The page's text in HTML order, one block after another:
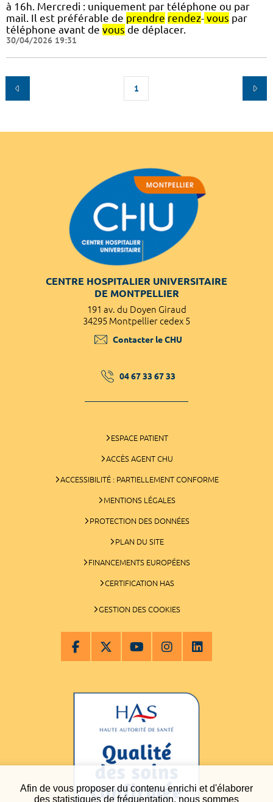
Afin de vous proposer du contenu enrichi et d'élaborer
des statistiques de fréquentation, nous sommes
à 16h. Mercredi : uniquement par téléphone ou par
mail. Il est préférable de prendre rendez- vous par
téléphone avant de vous de déplacer.
30/04/2026 19:31
1
CENTRE HOSPITALIER UNIVERSITAIRE
DE MONTPELLIER
191 av. du Doyen Giraud
34295 Montpellier cedex 5
Contacter le CHU
04 67 33 67 33
ESPACE PATIENT
ACCÈS AGENT CHU
ACCESSIBILITÉ : PARTIELLEMENT CONFORME
MENTIONS LÉGALES
PROTECTION DES DONNÉES
PLAN DU SITE
FINANCEMENTS EUROPÉENS
CERTIFICATION HAS
GESTION DES COOKIES